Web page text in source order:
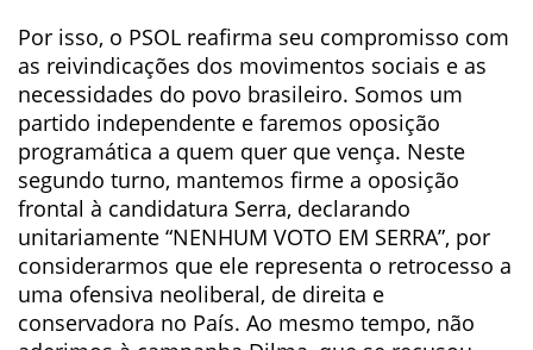
Por isso, o PSOL reafirma seu compromisso com
as reivindicações dos movimentos sociais e as
necessidades do povo brasileiro. Somos um
partido independente e faremos oposição
programática a quem quer que vença. Neste
segundo turno, mantemos firme a oposição
frontal à candidatura Serra, declarando
unitariamente “NENHUM VOTO EM SERRA”, por
considerarmos que ele representa o retrocesso a
uma ofensiva neoliberal, de direita e
conservadora no País. Ao mesmo tempo, não